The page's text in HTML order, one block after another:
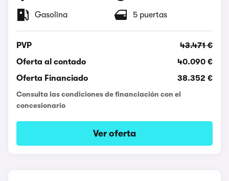
Gasolina 5 puertas
PVP
43.471 €
Oferta al contado
40.090 €
Oferta Financiado
38.352 €
Consulta las condiciones de financiación con el
concesionario
Ver oferta